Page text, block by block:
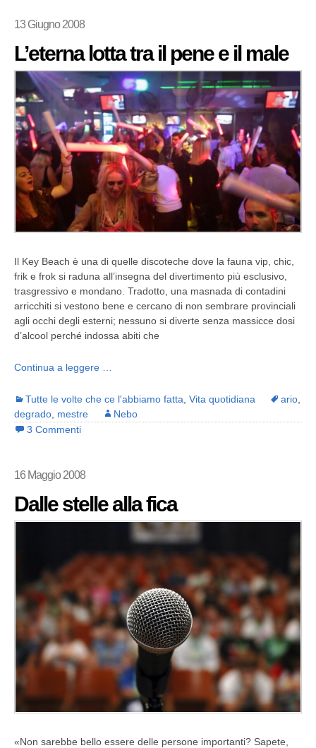
13 Giugno 2008
L’eterna lotta tra il pene e il male
Il Key Beach è una di quelle discoteche dove la fauna vip, chic,
frik e frok si raduna all’insegna del divertimento più esclusivo,
trasgressivo e mondano. Tradotto, una masnada di contadini
arricchiti si vestono bene e cercano di non sembrare provinciali
agli occhi degli esterni; nessuno si diverte senza massicce dosi
d’alcool perché indossa abiti che
Continua a leggere …
Tutte le volte che ce l'abbiamo fatta Vita quotidiana ario
degrado mestre
Nebo
3 Commenti
16 Maggio 2008
Dalle stelle alla fica
«Non sarebbe bello essere delle persone importanti? Sapete,